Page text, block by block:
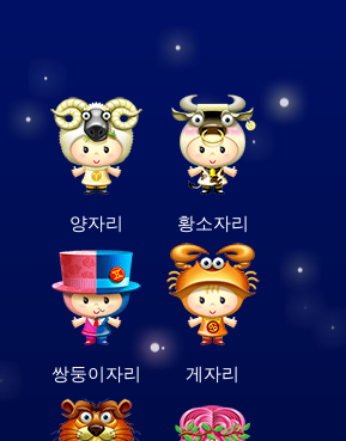
양자리 황소자리
쌍둥이자리 게자리